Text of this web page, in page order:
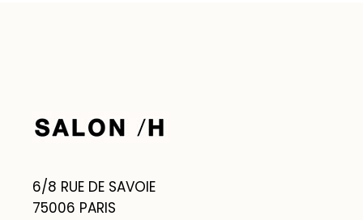
6/8 RUE DE SAVOIE
75006 PARIS